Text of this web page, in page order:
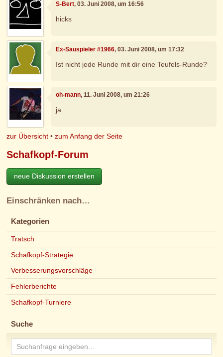
S-Bert, 03. Juni 2008, um 16:56
hicks
Ex-Sauspieler #1966, 03. Juni 2008, um 17:32
Ist nicht jede Runde mit dir eine Teufels-Runde?
oh-mann, 11. Juni 2008, um 21:26
ja
zur Übersicht •zum Anfang der Seite
Schafkopf-Forum
neue Diskussion erstellen
Einschränken nach…
Kategorien
Tratsch
Schafkopf-Strategie
Verbesserungsvorschläge
Fehlerberichte
Schafkopf-Turniere
Suche